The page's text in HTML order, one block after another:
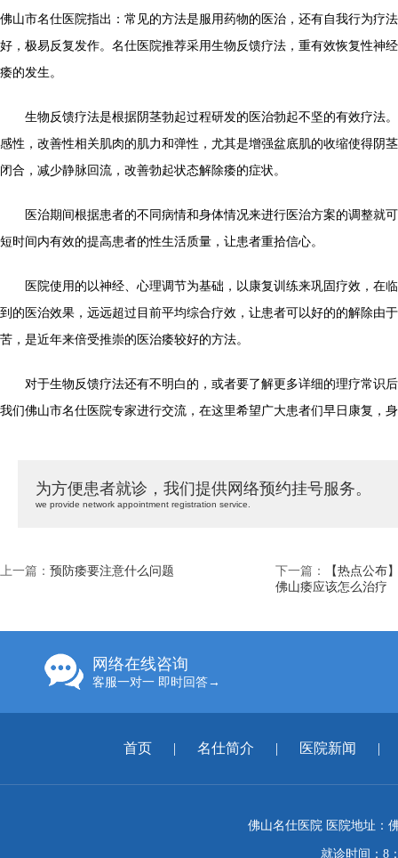
佛山市名仕医院指出：常见的方法是服用药物的医治，还有自我行为疗
好，极易反复发作。名仕医院推荐采用生物反馈疗法，重有效恢复性神
痿的发生。
生物反馈疗法是根据阴茎勃起过程研发的医治勃起不坚的有效疗法
感性，改善性相关肌肉的肌力和弹性，尤其是增强盆底肌的收缩使得阴
闭合，减少静脉回流，改善勃起状态解除痿的症状。
医治期间根据患者的不同病情和身体情况来进行医治方案的调整就
短时间内有效的提高患者的性生活质量，让患者重拾信心。
医院使用的以神经、心理调节为基础，以康复训练来巩固疗效，在
到的医治效果，远远超过目前平均综合疗效，让患者可以好的的解除由
苦，是近年来倍受推崇的医治痿较好的方法。
对于生物反馈疗法还有不明白的，或者要了解更多详细的理疗常识
我们佛山市名仕医院专家进行交流，在这里希望广大患者们早日康复，
为方便患者就诊，我们提供网络预约挂号服务。
we provide network appointment registration service.
上一篇： 预防痿要注意什么问题 下一篇：
【热点公布
佛山痿应该怎么治疗
网络在线咨询
客服一对一 即时回答→
首页 | 名仕简介 | 医院新闻 |
佛山名仕医院 医院地址：
就诊时间：8